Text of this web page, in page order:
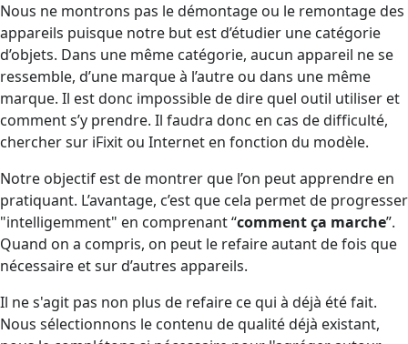
Nous ne montrons pas le démontage ou le remontage des
appareils puisque notre but est d’étudier une catégorie
d’objets. Dans une même catégorie, aucun appareil ne se
ressemble, d’une marque à l’autre ou dans une même
marque. Il est donc impossible de dire quel outil utiliser et
comment s’y prendre. Il faudra donc en cas de difficulté,
chercher sur iFixit ou Internet en fonction du modèle.
Notre objectif est de montrer que l’on peut apprendre en
pratiquant. L’avantage, c’est que cela permet de progresser
"intelligemment" en comprenant “comment ça marche”.
Quand on a compris, on peut le refaire autant de fois que
nécessaire et sur d’autres appareils.
Il ne s'agit pas non plus de refaire ce qui à déjà été fait.
Nous sélectionnons le contenu de qualité déjà existant,